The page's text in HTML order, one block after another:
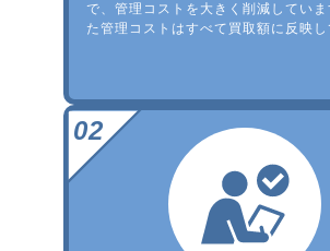
で、管理コストを大きく削減していま
た管理コストはすべて買取額に反映し